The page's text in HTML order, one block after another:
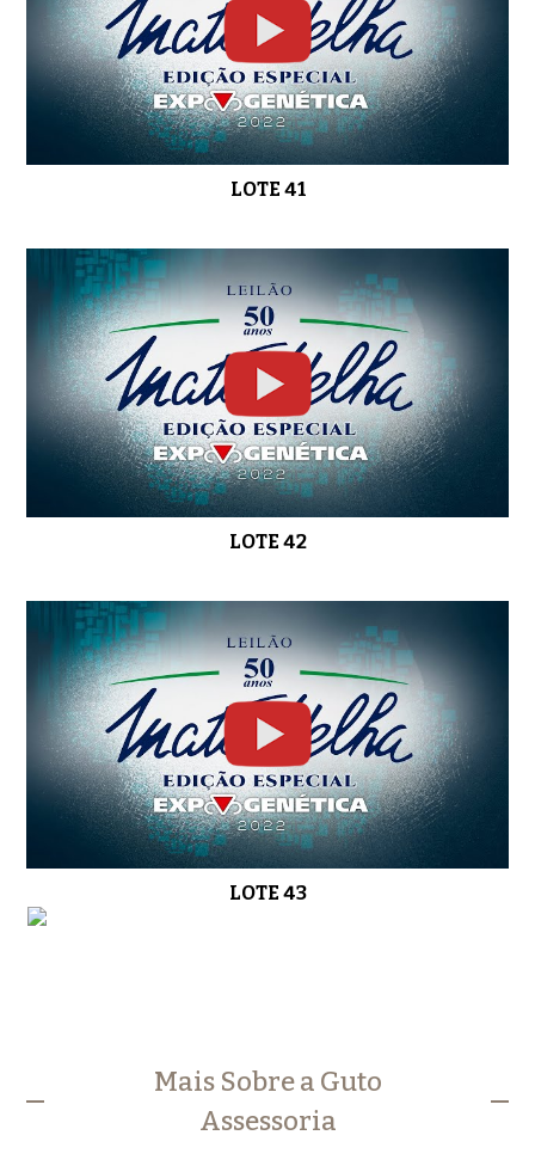
LOTE 41
LOTE 42
LOTE 43
Mais Sobre a Guto
Assessoria